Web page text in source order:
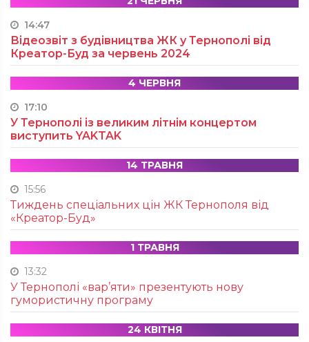
14:47
Відеозвіт з будівництва ЖК у Тернополі від
Креатор-Буд за червень 2024
4 ЧЕРВНЯ
17:10
У Тернополі із великим літнім концертом
виступить YAKTAK
14 ТРАВНЯ
15:56
Тиждень спеціальних цін ЖК Тернополя від
«Креатор-Буд»
1 ТРАВНЯ
13:32
У Тернополі «вар’яти» презентують нову
гумористичну програму
24 КВІТНЯ